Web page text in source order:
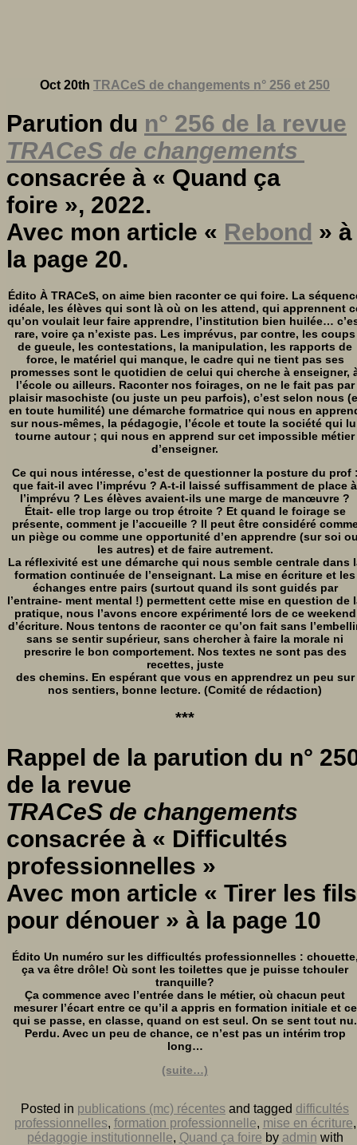
Oct 20th TRACeS de changements n° 256 et 250
Parution du n° 256 de la revue
TRACeS de changements
consacrée à « Quand ça
foire », 2022.
Avec mon article « Rebond » à
la page 20.
Édito À TRACeS, on aime bien raconter ce qui foire. La
idéale, les élèves qui sont là où on les attend, qui apprennent
qu’on voulait leur faire apprendre, l’institution bien huilée…
rare, voire ça n’existe pas. Les imprévus, par contre, les coups
de gueule, les contestations, la manipulation, les rapports de
force, le matériel qui manque, le cadre qui ne tient pas ses
promesses sont le quotidien de celui qui cherche à enseigner,
l’école ou ailleurs. Raconter nos foirages, on ne le fait pas par
plaisir masochiste (ou juste un peu parfois), c’est selon nous
en toute humilité) une démarche formatrice qui nous en
sur nous-mêmes, la pédagogie, l’école et toute la société qui
tourne autour ; qui nous en apprend sur cet impossible métier
d’enseigner.
Ce qui nous intéresse, c’est de questionner la posture du prof
que fait-il avec l’imprévu ? A-t-il laissé suffisamment de place à
l’imprévu ? Les élèves avaient-ils une marge de manœuvre ?
Était- elle trop large ou trop étroite ? Et quand le foirage se
présente, comment je l’accueille ? Il peut être considéré
un piège ou comme une opportunité d’en apprendre (sur soi
les autres) et de faire autrement.
La réflexivité est une démarche qui nous semble centrale dans
formation continuée de l’enseignant. La mise en écriture et les
échanges entre pairs (surtout quand ils sont guidés par
l’entraine- ment mental !) permettent cette mise en question de
pratique, nous l’avons encore expérimenté lors de ce weekend
d’écriture. Nous tentons de raconter ce qu’on fait sans
sans se sentir supérieur, sans chercher à faire la morale ni
prescrire le bon comportement. Nos textes ne sont pas des
recettes, juste
des chemins. En espérant que vous en apprendrez un peu sur
nos sentiers, bonne lecture. (Comité de rédaction)
***
Rappel de la parution du n°
de la revue
TRACeS de changements
consacrée à « Difficultés
professionnelles »
Avec mon article « Tirer les fils
pour dénouer » à la page 10
Édito Un numéro sur les difficultés professionnelles :
ça va être drôle! Où sont les toilettes que je puisse tchouler
tranquille?
Ça commence avec l’entrée dans le métier, où chacun peut
mesurer l’écart entre ce qu’il a appris en formation initiale et ce
qui se passe, en classe, quand on est seul. On se sent tout nu.
Perdu. Avec un peu de chance, ce n’est pas un intérim trop
long…
(suite…)
Posted in publications (mc) récentes and tagged difficultés
professionnelles, formation professionnelle, mise en écriture,
pédagogie institutionnelle, Quand ça foire by admin with